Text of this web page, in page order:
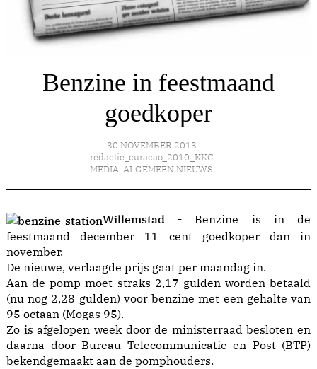
Benzine in feestmaand
goedkoper
30 NOVEMBER 2013
redactie_curacao_2010_KKC
MEDIA, ALGEMEEN NIEUWS
Willemstad - Benzine is in de
feestmaand december 11 cent goedkoper dan in
november.
De nieuwe, verlaagde prijs gaat per maandag in.
Aan de pomp moet straks 2,17 gulden worden betaald
(nu nog 2,28 gulden) voor benzine met een gehalte van
95 octaan (Mogas 95).
Zo is afgelopen week door de ministerraad besloten en
daarna door Bureau Telecommunicatie en Post (BTP)
bekendgemaakt aan de pomphouders.